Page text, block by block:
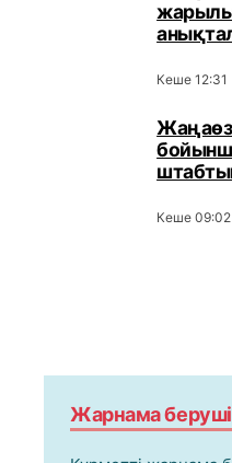
Кеше 12:31
Кеше 09:02
Жарнама